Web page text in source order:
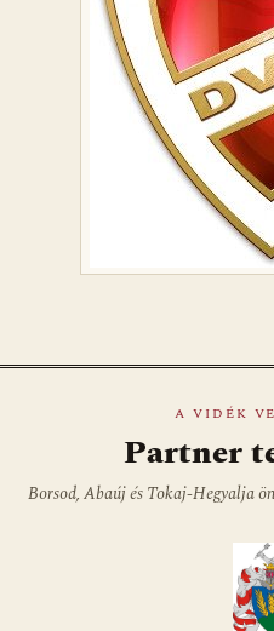
A VIDÉK
Partner
Borsod, Abaúj és Tokaj-Hegyalja